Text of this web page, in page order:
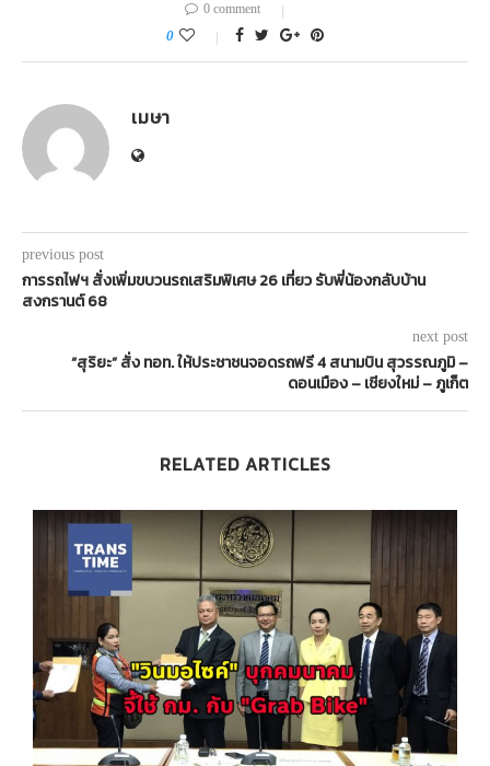
0 comment
0
เมษา
previous post
การรถไฟฯ สั่งเพิ่มขบวนรถเสริมพิเศษ 26 เที่ยว รับพี่น้องกลับบ้าน
สงกรานต์ 68
next post
“สุริยะ” สั่ง ทอท. ให้ประชาชนจอดรถฟรี 4 สนามบิน สุวรรณภูมิ –
ดอนเมือง – เชียงใหม่ – ภูเก็ต
RELATED ARTICLES